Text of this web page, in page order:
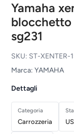
Yamaha
blocchetto
sg231
SKU: ST-XENTER-
Marca: YAMAHA
Dettagli
Categoria
Carrozzeria